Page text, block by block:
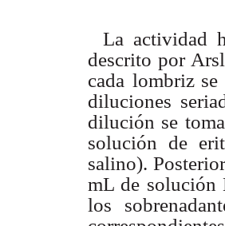
La actividad
descrito por
cada lombriz se
diluciones
dilución se
solución
de
salino). Posterior
mL de solución
los